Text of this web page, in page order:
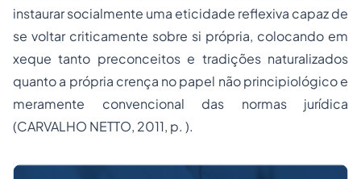
instaurar socialmente uma eticidade reflexiva capaz de
se voltar criticamente sobre si própria, colocando em
xeque tanto preconceitos e tradições naturalizados
quanto a própria crença no papel não principiológico e
meramente convencional das normas jurídica
(CARVALHO NETTO, 2011, p. ).